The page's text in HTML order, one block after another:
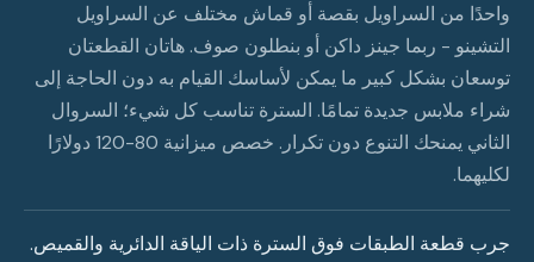
واحدًا من السراويل بقصة أو قماش مختلف عن السراويل
التشينو - ربما جينز داكن أو بنطلون صوف. هاتان القطعتان
توسعان بشكل كبير ما يمكن لأساسك القيام به دون الحاجة إلى
شراء ملابس جديدة تمامًا. السترة تناسب كل شيء؛ السروال
الثاني يمنحك التنوع دون تكرار. خصص ميزانية 80-120 دولارًا
لكليهما.
جرب قطعة الطبقات فوق السترة ذات الياقة الدائرية والقميص.